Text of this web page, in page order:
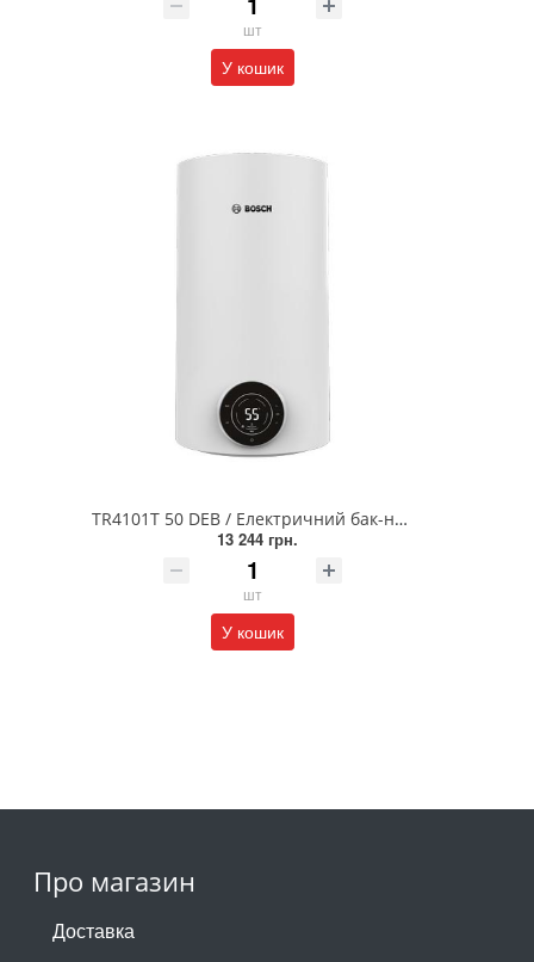
шт
У кошик
TR4101T 50 DEB / Електричний бак-накопичувач Tronic 4000 T (сухий ТЕН)
13 244 грн.
шт
У кошик
Про магазин
Доставка